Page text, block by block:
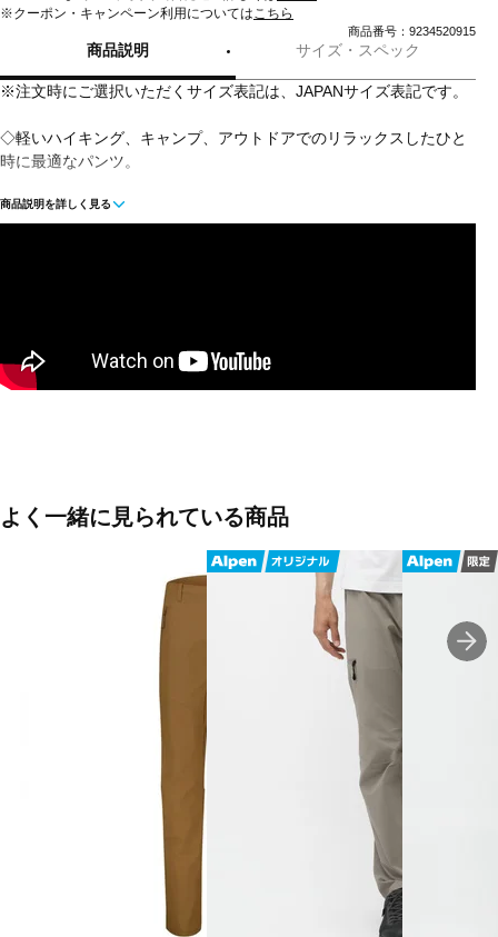
※クーポン・キャンペーン利用についてはこちら
商品番号：9234520915
商品説明 サイズ・スペック
※注文時にご選択いただくサイズ表記は、JAPANサイズ表記です。
◇軽いハイキング、キャンプ、アウトドアでのリラックスしたひと
時に最適なパンツ。
◇実用的、かつお手入れが簡単で汎用性に優れたこのパンツは、ア
■カラー(メーカー表記)：
サンド(7494：dark sand)
ブラック(0001：black)
■2025 Spring＆Summer モデル
※ブラウザやお使いのモニター環境により、掲載画像と実際の商品
の色味が若干異なる場合がございます。
■メーカー型番：1022-02260
商品説明を詳しく見る
よく一緒に見られている商品